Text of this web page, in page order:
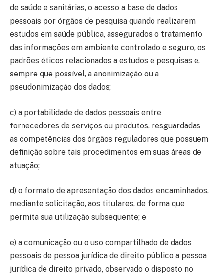
de saúde e sanitárias, o acesso a base de dados
pessoais por órgãos de pesquisa quando realizarem
estudos em saúde pública, assegurados o tratamento
das informações em ambiente controlado e seguro, os
padrões éticos relacionados a estudos e pesquisas e,
sempre que possível, a anonimização ou a
pseudonimização dos dados;
c) a portabilidade de dados pessoais entre
fornecedores de serviços ou produtos, resguardadas
as competências dos órgãos reguladores que possuem
definição sobre tais procedimentos em suas áreas de
atuação;
d) o formato de apresentação dos dados encaminhados,
mediante solicitação, aos titulares, de forma que
permita sua utilização subsequente; e
e) a comunicação ou o uso compartilhado de dados
pessoais de pessoa jurídica de direito público a pessoa
jurídica de direito privado, observado o disposto no